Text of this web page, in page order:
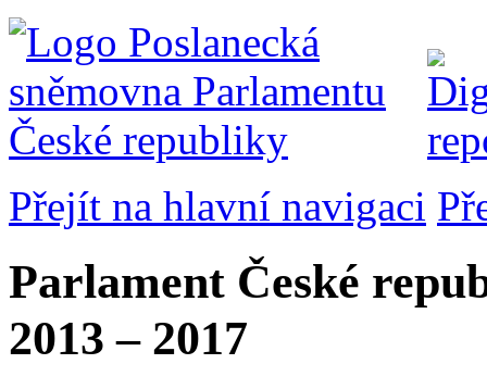
Přejít na hlavní navigaci
Parlament České
2013 – 2017